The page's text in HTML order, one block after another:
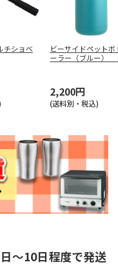
チショベ
ビーサイドペットボ
ーラー（ブルー）
2,200円
(送料別・税込)
～10日程度で発送